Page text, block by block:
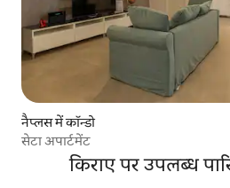
नैप्लस में कॉन्डो
सेटा अपार्टमेंट
किराए पर उपलब्ध